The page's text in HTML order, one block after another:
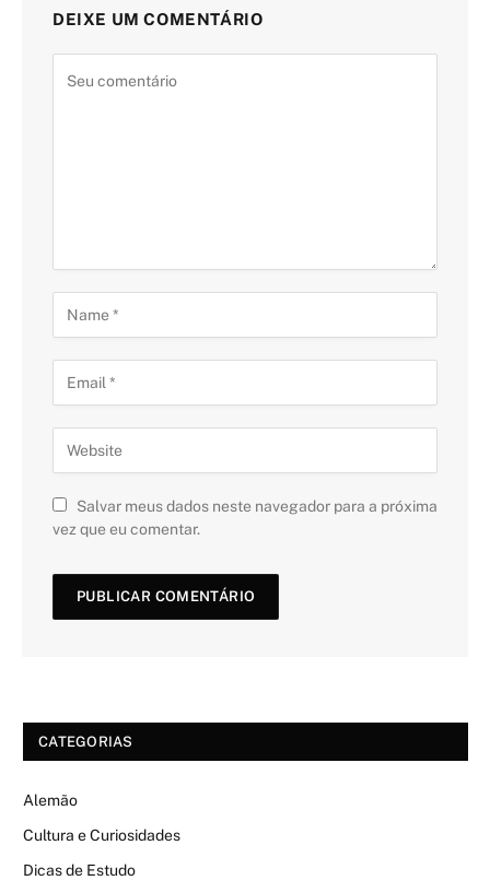
DEIXE UM COMENTÁRIO
Salvar meus dados neste navegador para a próxima
vez que eu comentar.
CATEGORIAS
Alemão
Cultura e Curiosidades
Dicas de Estudo